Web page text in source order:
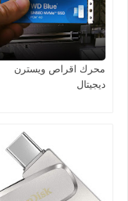
محرك اقراص ويسترن
ديجيتال